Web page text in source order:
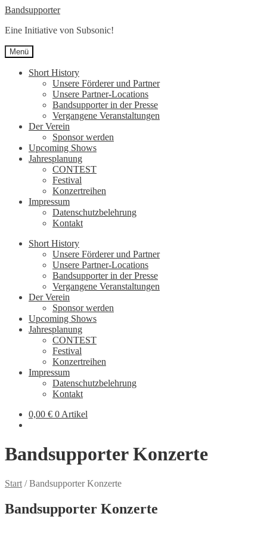
Zur
springen
Zum
springen
Bandsupporter
Eine Initiative von Subsonic!
Menü
Short History
Unsere Förderer und Partner
Unsere Partner-Locations
Bandsupporter in der Presse
Vergangene Veranstaltungen
Der Verein
Sponsor werden
Upcoming Shows
Jahresplanung
CONTEST
Festival
Konzertreihen
Impressum
Datenschutzbelehrung
Kontakt
Short History
Unsere Förderer und Partner
Unsere Partner-Locations
Bandsupporter in der Presse
Vergangene Veranstaltungen
Der Verein
Sponsor werden
Upcoming Shows
Jahresplanung
CONTEST
Festival
Konzertreihen
Impressum
Datenschutzbelehrung
Kontakt
0,00 € 0 Artikel
Bandsupporter Konzerte
Start /Bandsupporter Konzerte
Bandsupporter Konzerte